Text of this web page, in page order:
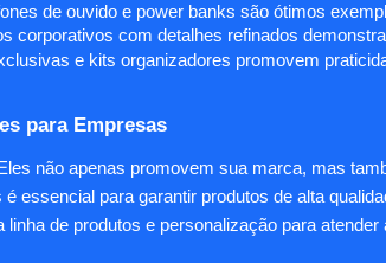
de ouvido e power banks são ótimos
corporativos com detalhes refinados
e kits organizadores promovem
para Empresas
não apenas promovem sua marca, mas
é essencial para garantir produtos de alta
de produtos e personalização para